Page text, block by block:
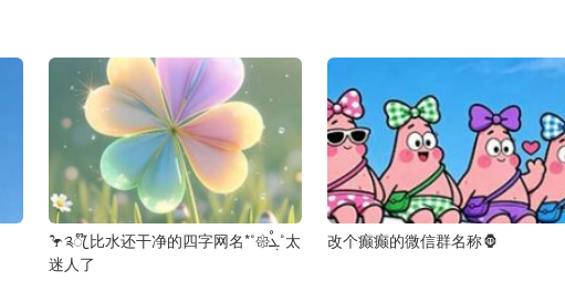
🦩༉ꦿ໊ 比水还干净的四字网名*˚𑁍ࠬܓ˚太
迷人了
改个癫癫的微信群名称🦍